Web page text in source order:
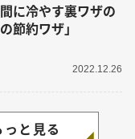
に冷やす裏ワザの
節約ワザ」
2022.12.26
と見る